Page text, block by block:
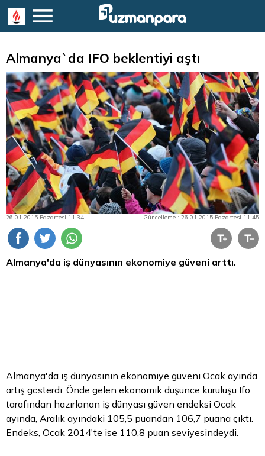
Almanya`da IFO beklentiyi aştı
26.01.2015 Pazartesi 11:34 Güncelleme : 26.01.2015 Pazartesi 11:45
Almanya'da iş dünyasının ekonomiye güveni arttı.
Almanya'da iş dünyasının ekonomiye güveni Ocak ayında
artış gösterdi. Önde gelen ekonomik düşünce kuruluşu Ifo
tarafından hazırlanan iş dünyası güven endeksi Ocak
ayında, Aralık ayındaki 105,5 puandan 106,7 puana çıktı.
Endeks, Ocak 2014'te ise 110,8 puan seviyesindeydi.